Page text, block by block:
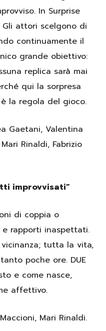
In Surprise
attori scelgono di
continuamente il
grande obiettivo:
replica sarà mai
qui la sorpresa
la regola del gioco.
Gaetani, Valentina
Rinaldi, Fabrizio
improvvisati”
di coppia o
e rapporti inaspettati.
tutta la vita,
poche ore. DUE
e come nasce,
affettivo.
Mari Rinaldi.